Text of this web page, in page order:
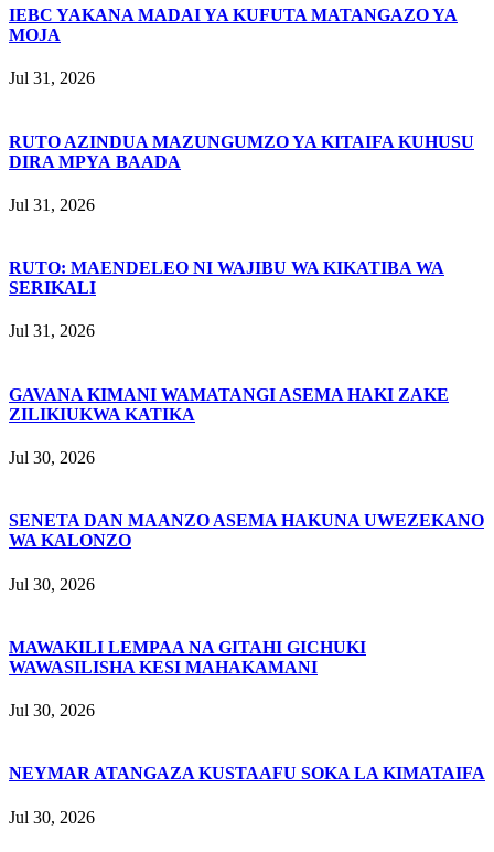
IEBC YAKANA MADAI YA KUFUTA MATANGAZO YA
MOJA
Jul 31, 2026
RUTO AZINDUA MAZUNGUMZO YA KITAIFA KUHUSU
DIRA MPYA BAADA
Jul 31, 2026
RUTO: MAENDELEO NI WAJIBU WA KIKATIBA WA
SERIKALI
Jul 31, 2026
GAVANA KIMANI WAMATANGI ASEMA HAKI ZAKE
ZILIKIUKWA KATIKA
Jul 30, 2026
SENETA DAN MAANZO ASEMA HAKUNA UWEZEKANO
WA KALONZO
Jul 30, 2026
MAWAKILI LEMPAA NA GITAHI GICHUKI
WAWASILISHA KESI MAHAKAMANI
Jul 30, 2026
NEYMAR ATANGAZA KUSTAAFU SOKA LA KIMATAIFA
Jul 30, 2026